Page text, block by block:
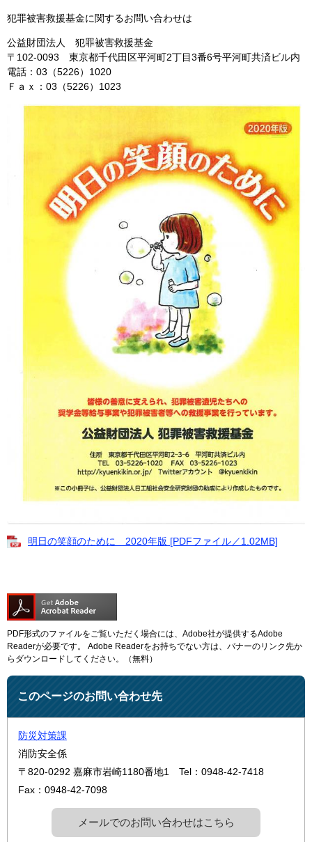
犯罪被害救援基金に関するお問い合わせは
公益財団法人 犯罪被害救援基金
〒102-0093 東京都千代田区平河町2丁目3番6号平河町共済ビル内
電話：03（5226）1020
Ｆａｘ：03（5226）1023
明日の笑顔のために 2020年版 [PDFファイル／1.02MB]
PDF形式のファイルをご覧いただく場合には、Adobe社が提供するAdobe
Readerが必要です。
Adobe Readerをお持ちでない方は、バナーのリンク先か
らダウンロードしてください。（無料）
このページのお問い合わせ先
防災対策課
消防安全係
〒820-0292 嘉麻市岩崎1180番地1
Tel：0948-42-7418
Fax：0948-42-7098
メールでのお問い合わせはこちら